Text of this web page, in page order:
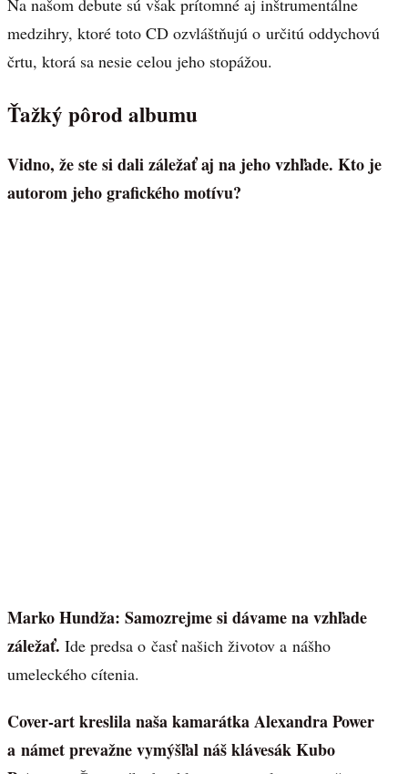
Na našom debute sú však prítomné aj inštrumentálne
medzihry, ktoré toto CD ozvláštňujú o určitú oddychovú
črtu, ktorá sa nesie celou jeho stopážou.
Ťažký pôrod albumu
Vidno, že ste si dali záležať aj na jeho vzhľade. Kto je
autorom jeho grafického motívu?
Marko Hundža: Samozrejme si dávame na vzhľade
záležať. Ide predsa o časť našich životov a nášho
umeleckého cítenia.
Cover-art kreslila naša kamarátka Alexandra Power
a námet prevažne vymýšľal náš klávesák Kubo